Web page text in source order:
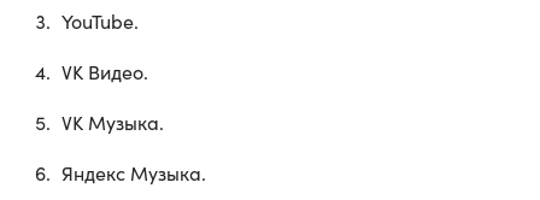
YouTube.
VK Видео.
VK Музыка.
Яндекс Музыка.